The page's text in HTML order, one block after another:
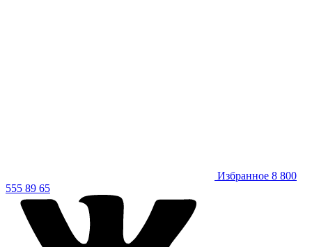
Избранное 8 800
555 89 65